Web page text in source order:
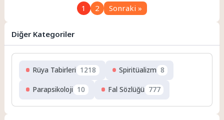
akan düşük frekanslı
elektromanyetik enerjidir. Çin...
1 2 Sonraki »
Diğer Kategoriler
Rüya Tabirleri 1218 Spiritüalizm 8
Parapsikoloji 10 Fal Sözlüğü 777